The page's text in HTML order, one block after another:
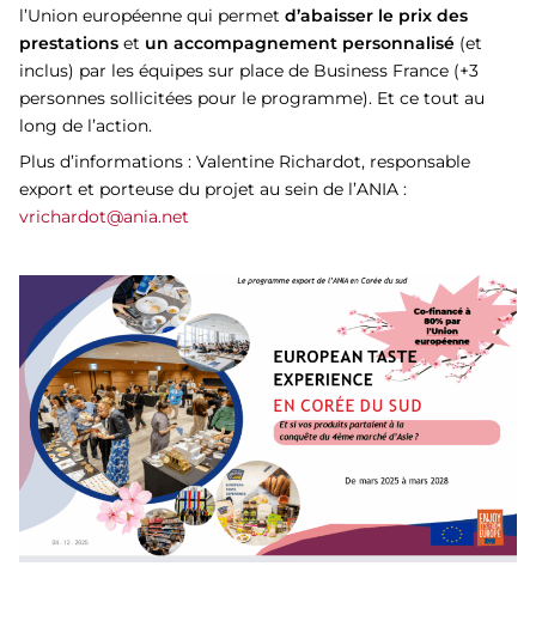
l’Union européenne qui permet d’abaisser le prix des
prestations et un accompagnement personnalisé (et
inclus) par les équipes sur place de Business France (+3
personnes sollicitées pour le programme). Et ce tout au
long de l’action.
Plus d’informations : Valentine Richardot, responsable
export et porteuse du projet au sein de l’ANIA :
vrichardot@ania.net